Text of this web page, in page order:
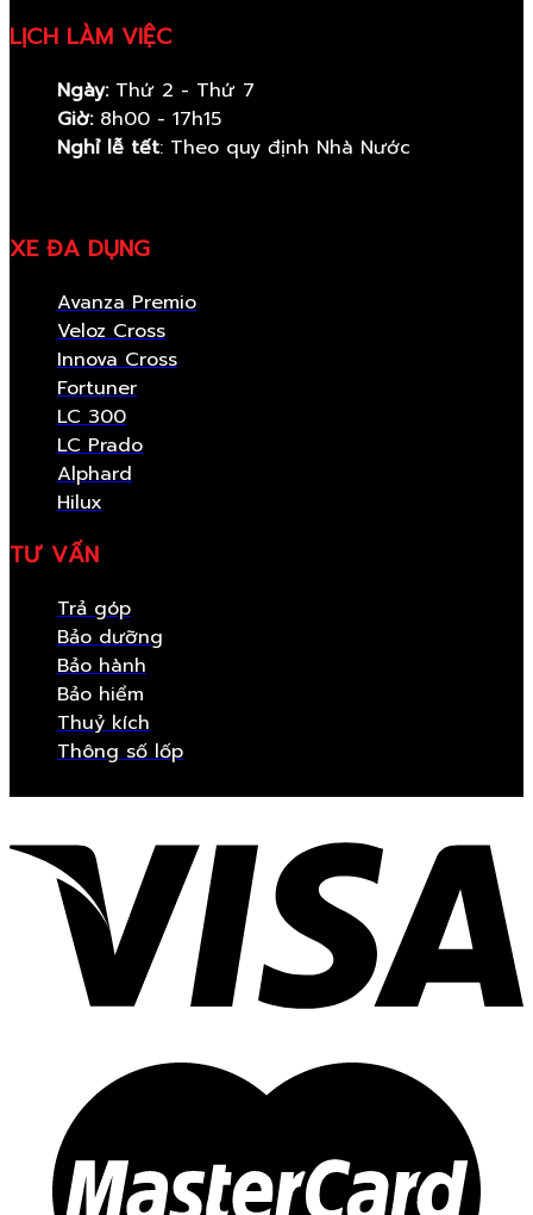
LỊCH LÀM VIỆC
Ngày:Thứ 2 - Thứ 7
Giờ:8h00 - 17h15
Nghỉ lễ tết: Theo quy định Nhà Nước
XE ĐA DỤNG
Avanza Premio
Veloz Cross
Innova Cross
Fortuner
LC 300
LC Prado
Alphard
Hilux
TƯ VẤN
Trả góp
Bảo dưỡng
Bảo hành
Bảo hiểm
Thuỷ kích
Thông số lốp